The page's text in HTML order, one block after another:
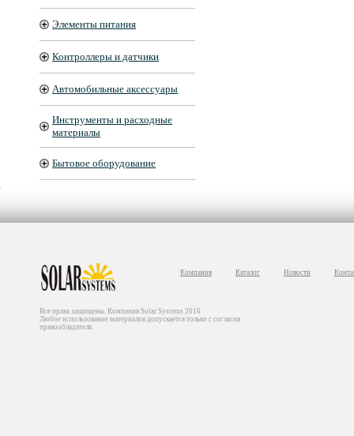
Элементы питания
Контроллеры и датчики
Автомобильные аксессуары
Инструменты и расходные
материалы
Бытовое оборудование
Компания Каталог Новости
Все права защищены. Компания Solar Systems 2016
Любое использование материалов допускается только с согласия
правообладателя.